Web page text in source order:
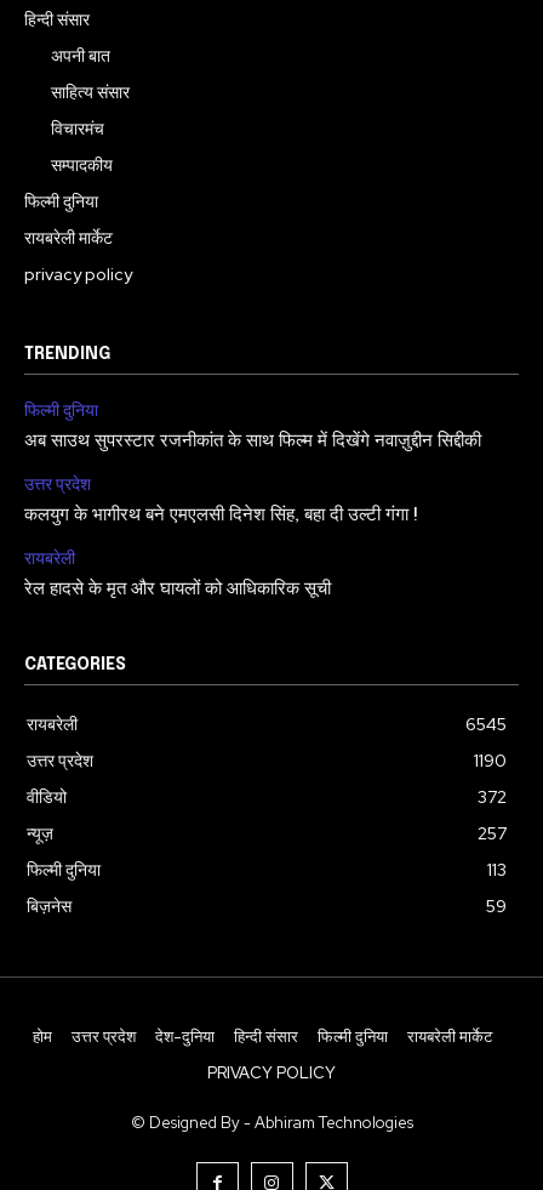
हिन्दी संसार
अपनी बात
साहित्य संसार
विचारमंच
सम्पादकीय
फिल्मी दुनिया
रायबरेली मार्केट
privacy policy
TRENDING
फिल्मी दुनिया
अब साउथ सुपरस्टार रजनीकांत के साथ फिल्म में दिखेंगे नवाज़ुद्दीन सिद्दीकी
उत्तर प्रदेश
कलयुग के भागीरथ बने एमएलसी दिनेश सिंह, बहा दी उल्टी गंगा !
रायबरेली
रेल हादसे के मृत और घायलों को आधिकारिक सूची
CATEGORIES
रायबरेली
6545
उत्तर प्रदेश
1190
वीडियो
372
न्यूज़
257
फिल्मी दुनिया
113
बिज़नेस
59
होम उत्तर प्रदेश देश-दुनिया हिन्दी संसार फिल्मी दुनिया
रायबरेली मार्केट
PRIVACY POLICY
© Designed By - Abhiram Technologies